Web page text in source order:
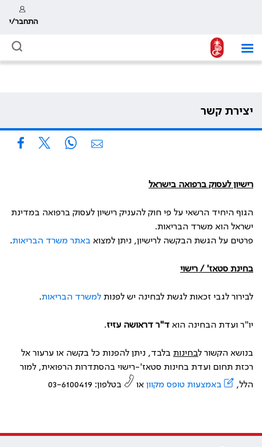
התחבר/י
יצירת קשר
רישיון לעסוק ברפואה בישראל
הגוף היחיד הרשאי על פי חוק להעניק רישיון לעסוק ברפואה במדינת
ישראל הוא משרד הבריאות.
פרטים על הגשת הבקשה לרישיון, ניתן למצוא באתר משרד הבריאות.
בחינת סטאז' / רישוי
לבירור לגבי זכאות לגשת לבחינה יש לפנות למשרד הבריאות.
יו"ר ועדת הבחינה הוא ד"ר דראושה עזיז.
בנושא הקשור לבחינות בלבד, ניתן להפנות כל בקשה או ערעור אל
רכזת תחום ועדת בחינות סטאז'-רישוי בהסתדרות הרפואית, למור
הלל,
באמצעות טופס מקוון או בטלפון: 03-6100419